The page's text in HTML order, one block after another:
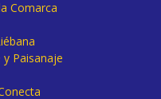
Comarca
Paisanaje